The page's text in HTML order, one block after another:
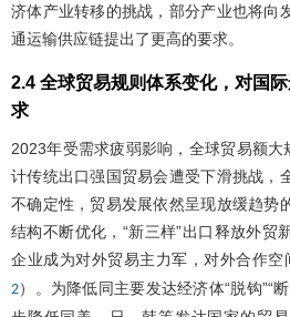
济体产业转移的挑战，部分产业也将向
通运输供应链提出了更高的要求。
2.4 全球贸易规则体系变化，对国
求
2023年受需求疲弱影响，全球贸易额大
计传统出口强国贸易会遭受下滑挑战，
不确定性，贸易发展依然呈现放缓趋势
结构不断优化，“新三样”出口释放外贸
企业成为对外贸易主力军，对外合作空
2）。为降低同主要发达经济体“脱钩”“